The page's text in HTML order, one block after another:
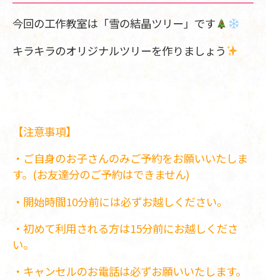
今回の工作教室は「雪の結晶ツリー」です
キラキラのオリジナルツリーを作りましょう
【注意事項】
・ご自身のお子さんのみご予約をお願いいたしま
す。(お友達分のご予約はできません)
・開始時間10分前には必ずお越しください。
・初めて利用される方は15分前にお越しくださ
い。
・キャンセルのお電話は必ずお願いいたします。